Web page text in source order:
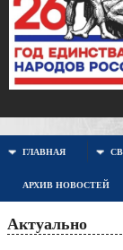
ГЛАВНАЯ
АРХИВ НОВОСТЕЙ
Актуально